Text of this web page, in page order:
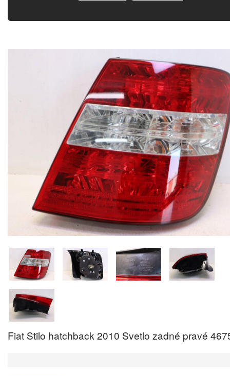
Fiat Stilo hatchback 2010 Svetlo zadné pravé